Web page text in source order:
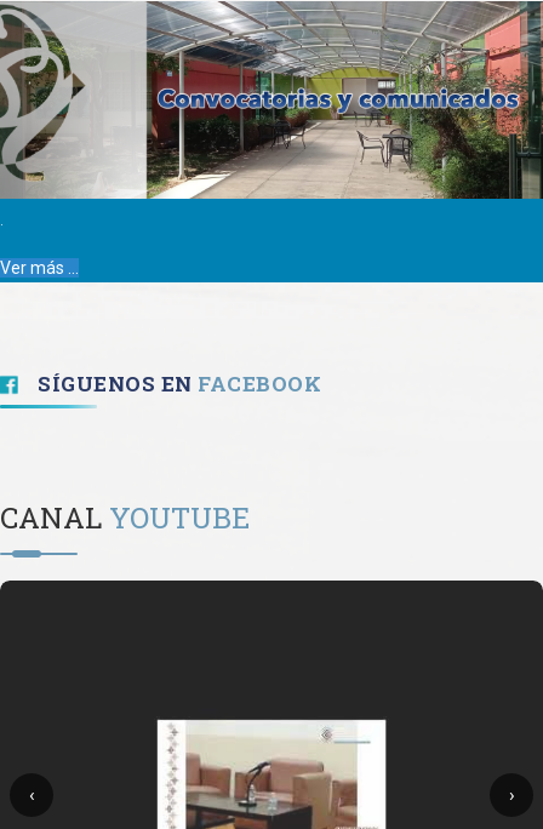
.
Ver más ...
SÍGUENOS EN FACEBOOK
CANAL YOUTUBE
‹ ›